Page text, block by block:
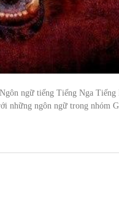
ngữ tiếng Tiếng Nga
những ngôn ngữ trong nhóm